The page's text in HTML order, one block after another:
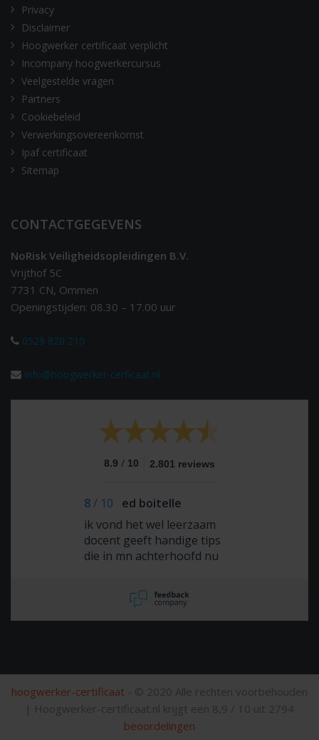
Privacy
Disclaimer
Hoogwerker certificaat verplicht
Incompany hoogwerkercursus
Veelgestelde vragen
Partners
Cookiebeleid
Verwerkingsovereenkomst
Ipaf certificaat
Sitemap
CONTACTGEGEVENS
NoRisk Veiligheidsopleidingen B.V.
Vrijthof 5C
7731 CN, Ommen
Openingstijden: 08.30 – 17.00 uur
0529 820 210
info@hoogwerker-cerficaat.nl
8.9 / 10 2.801 reviews
8/ 10
ed boitelle
ik vond het wel leerzaam
docent geeft handige tips
die in mn achterhoofd nu
het een leerzame cursus
heb er echt wat aan
hoogwerker-certificaat - © 2020 Alle rechten voorbehouden
| Hoogwerker-certificaat.nl krijgt een 8,9 / 10 uit 2794
beoordelingen